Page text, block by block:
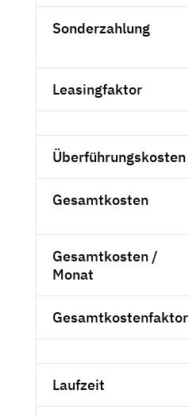
Sonderzahlung
Leasingfaktor
Überführungskosten
Gesamtkosten
Gesamtkosten /
Monat
Gesamtkostenfaktor
Laufzeit